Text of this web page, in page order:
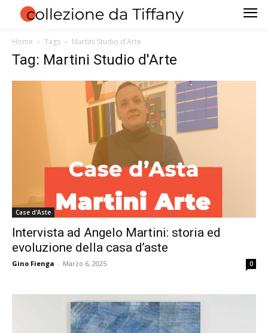
Home Tags Martini Studio d'Arte
Tag: Martini Studio d'Arte
Case d'Aste
Intervista ad Angelo Martini: storia ed
evoluzione della casa d’aste
Gino Fienga - Marzo 6, 2025 0